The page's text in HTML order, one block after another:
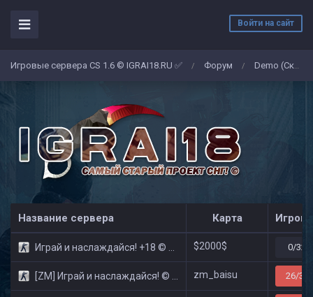
Войти на сайт
Игровые сервера CS 1.6 © IGRAI18.RU ✅ / Форум / Demo (Скриншоты)
Название сервера Карта
Играй и наслаждайся! +18 © Public $2000$ 0/32
[ZM] Играй и наслаждайся! © Zombie Show zm_baisu 26/32